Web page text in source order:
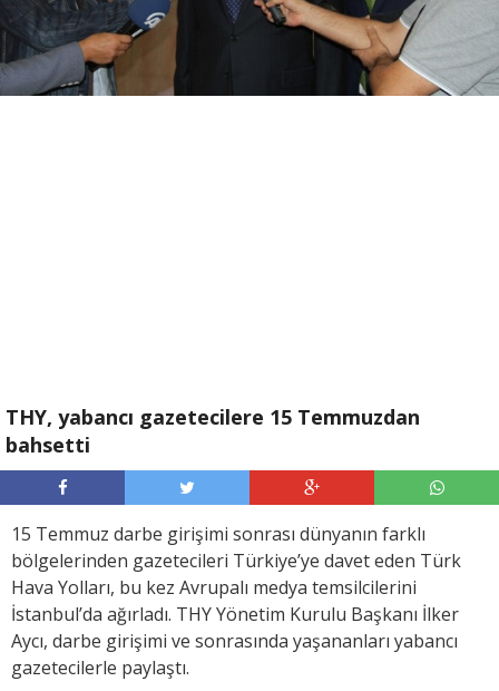
THY, yabancı gazetecilere 15 Temmuzdan
bahsetti
15 Temmuz darbe girişimi sonrası dünyanın farklı
bölgelerinden gazetecileri Türkiye’ye davet eden Türk
Hava Yolları, bu kez Avrupalı medya temsilcilerini
İstanbul’da ağırladı. THY Yönetim Kurulu Başkanı İlker
Aycı, darbe girişimi ve sonrasında yaşananları yabancı
gazetecilerle paylaştı.